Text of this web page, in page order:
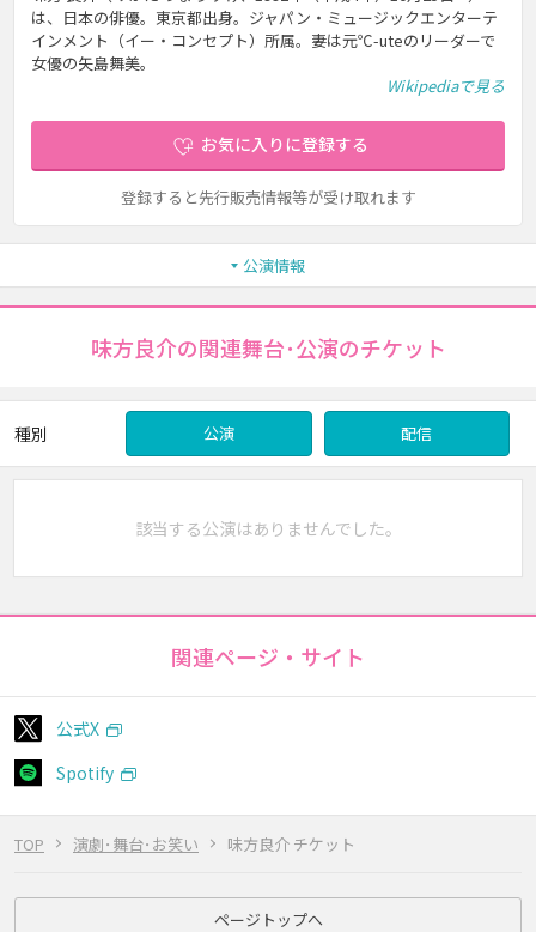
TOP 演劇･舞台･お笑い 味方良介 チケット
は、日本の俳優。東京都出身。ジャパン・ミュージックエンターテ
インメント（イー・コンセプト）所属。妻は元℃-uteのリーダーで
女優の矢島舞美。
Wikipediaで見る
お気に入りに登録する
登録すると先行販売情報等が受け取れます
公演情報
味方良介の関連舞台･公演のチケット
種別 公演 配信
該当する公演はありませんでした。
関連ページ・サイト
公式X
Spotify
ページトップへ